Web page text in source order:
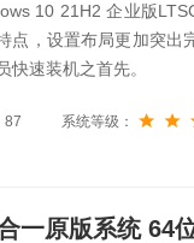
10 21H2 企业版
点，设置布局更加突出
快速装机之首先。
87 系统等级：
一原版系统 64